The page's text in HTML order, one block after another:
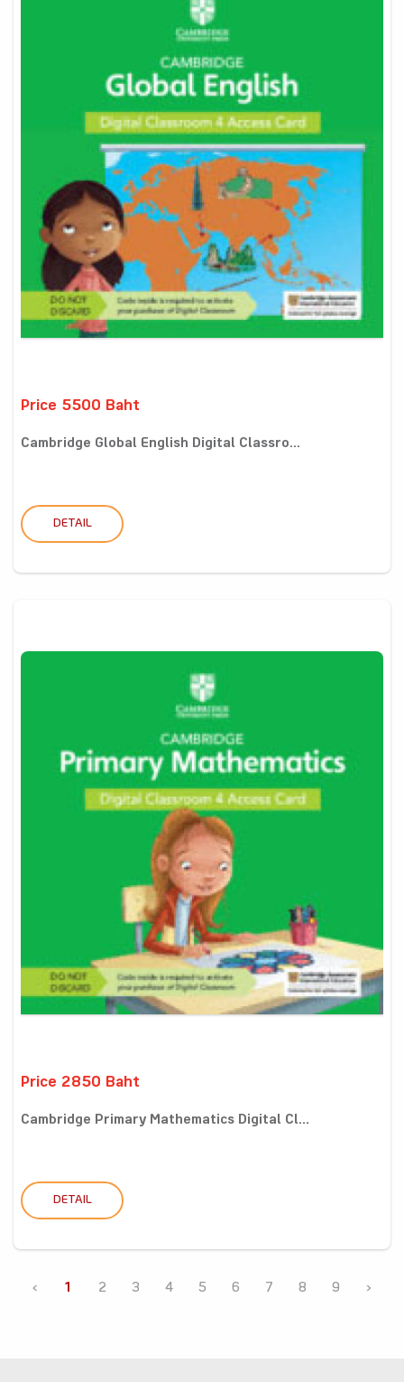
Price 5500 Baht
Cambridge Global English Digital Classro...
DETAIL
Price 2850 Baht
Cambridge Primary Mathematics Digital Cl...
DETAIL
‹ 1 2 3 4 5 6 7 8 9 ›